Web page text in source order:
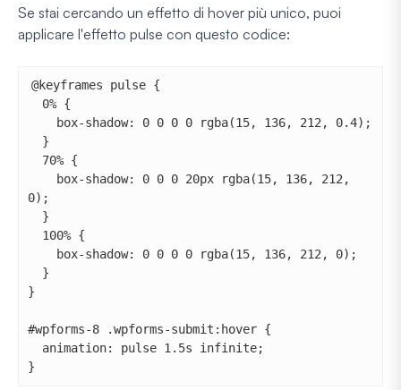
Se stai cercando un effetto di hover più unico, puoi
applicare l'effetto pulse con questo codice:
@keyframes pulse {
0);
}
#wpforms-8 .wpforms-submit:hover {
}